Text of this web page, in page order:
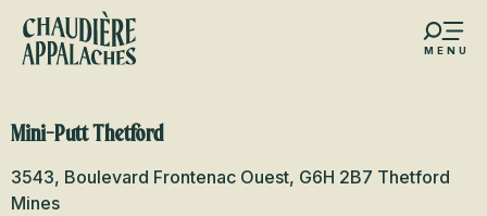
Aller
contenu
MENU
favoris
Mini-Putt Thetford
3543, Boulevard Frontenac Ouest, G6H 2B7 Thetford
Mines